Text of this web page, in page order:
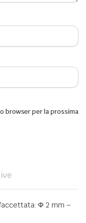
browser per la prossima
Φ 2 mm –